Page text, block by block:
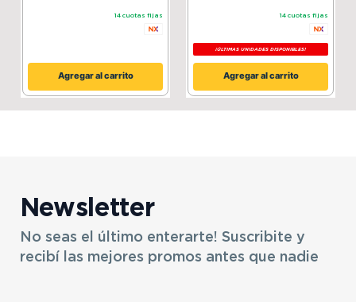
14 cuotas fijas
Agregar al carrito
14 cuotas fijas
¡ÚLTIMAS UNIDADES DISPONIBLES!
Agregar al carrito
Newsletter
No seas el último enterarte! Suscribite y
recibí las mejores promos antes que nadie